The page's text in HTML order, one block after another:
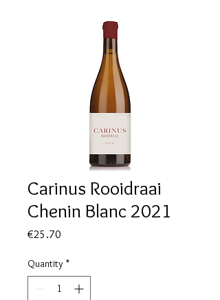
Carinus Rooidraai
Chenin Blanc 2021
€25.70
Quantity *